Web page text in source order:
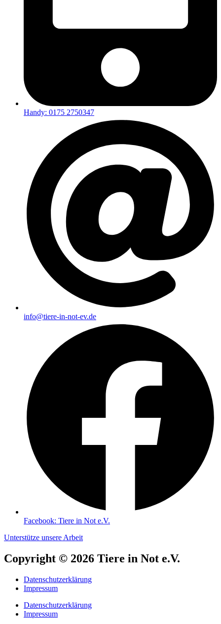
Handy: 0175 2750347
info@tiere-in-not-ev.de
Facebook: Tiere in Not e.V.
Unterstütze unsere Arbeit
Copyright © 2026 Tiere in Not e.V.
Datenschutzerklärung
Impressum
Datenschutzerklärung
Impressum